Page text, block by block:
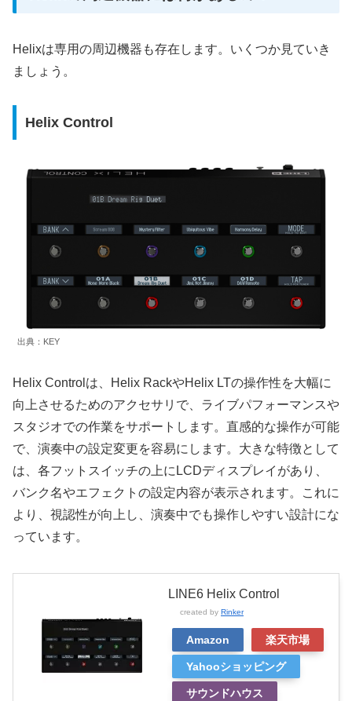
Helixは専用の周辺機器も存在します。いくつか見ていき
ましょう。
Helix Control
出典：KEY
Helix Controlは、Helix RackやHelix LTの操作性を大幅に
向上させるためのアクセサリで、ライブパフォーマンスや
スタジオでの作業をサポートします。直感的な操作が可能
で、演奏中の設定変更を容易にします。大きな特徴として
は、各フットスイッチの上にLCDディスプレイがあり、
バンク名やエフェクトの設定内容が表示されます。これに
より、視認性が向上し、演奏中でも操作しやすい設計にな
っています。
LINE6 Helix Control
created by Rinker
Amazon 楽天市場
Yahooショッピング
サウンドハウス